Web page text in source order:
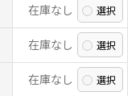
在庫なし
在庫なし
在庫なし